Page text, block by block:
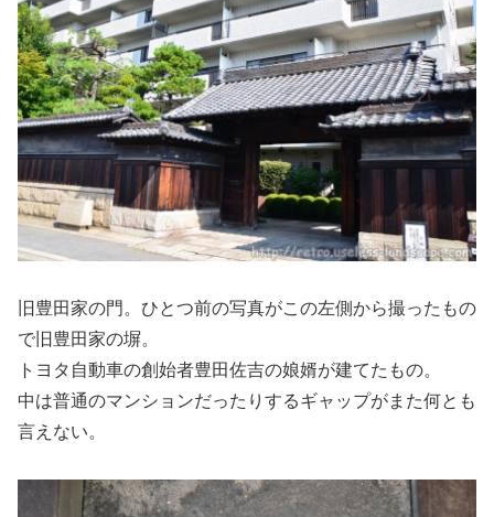
旧豊田家の門。ひとつ前の写真がこの左側から撮ったもの
で旧豊田家の塀。
トヨタ自動車の創始者豊田佐吉の娘婿が建てたもの。
中は普通のマンションだったりするギャップがまた何とも
言えない。